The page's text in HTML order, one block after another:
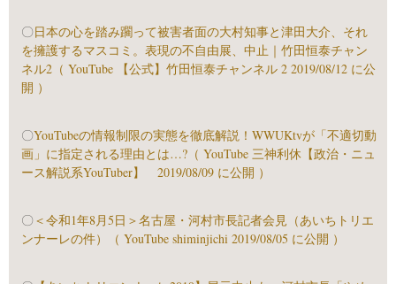
〇日本の心を踏み躙って被害者面の大村知事と津田大介、それ
を擁護するマスコミ。表現の不自由展、中止｜竹田恒泰チャン
ネル2（ YouTube 【公式】竹田恒泰チャンネル 2 2019/08/12 に公
開 ）
〇YouTubeの情報制限の実態を徹底解説！WWUKtvが「不適切動
画」に指定される理由とは…?（ YouTube 三神利休【政治・ニュ
ース解説系YouTuber】 2019/08/09 に公開 ）
〇＜令和1年8月5日＞名古屋・河村市長記者会見（あいちトリエ
ンナーレの件）（ YouTube shiminjichi 2019/08/05 に公開 ）